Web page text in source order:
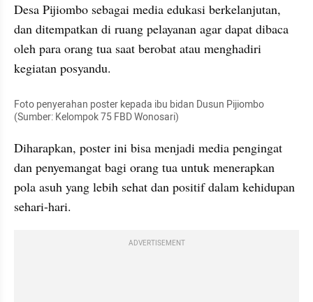
Desa Pijiombo sebagai media edukasi berkelanjutan,
dan ditempatkan di ruang pelayanan agar dapat dibaca
oleh para orang tua saat berobat atau menghadiri
kegiatan posyandu.
Foto penyerahan poster kepada ibu bidan Dusun Pijiombo
(Sumber: Kelompok 75 FBD Wonosari)
Diharapkan, poster ini bisa menjadi media pengingat
dan penyemangat bagi orang tua untuk menerapkan
pola asuh yang lebih sehat dan positif dalam kehidupan
sehari-hari.
ADVERTISEMENT